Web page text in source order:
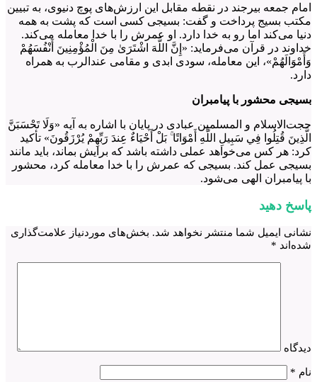
امام جمعه بیرجند در نقطه مقابل این ارزش‌های پوچ دنیوی، به تبیین
مکتب بسیج پرداخت و گفت: بسیجی کسی است که پشت به همه
دنیا می‌کند اما رو به خدا دارد. او عمرش را با خدا معامله می‌کند.
خداوند در قرآن می‌فرماید: «إِنَّ اللَّهَ اشْتَرَىٰ مِنَ الْمُؤْمِنِينَ أَنْفُسَهُمْ
وَأَمْوَالَهُمْ»، این معامله، سودی ابدی و مقامی عندالرب به همراه
دارد.
بسیجی محشور با پیامبران
حجت‌الاسلام و المسلمین عبادی در پایان با اشاره به آیه «وَلَا تَحْسَبَنَّ
الَّذِينَ قُتِلُوا فِي سَبِيلِ اللَّهِ أَمْوَاتًا ۚ بَلْ أَحْيَاءٌ عِندَ رَبِّهِمْ يُرْزَقُونَ» تأکید
کرد: هر کس می‌خواهد عملی داشته باشد که برایش بماند، باید مانند
بسیجی عمل کند. بسیجی که عمرش را با خدا معامله کرد، محشور
با پیامبران الهی می‌شود.
پاسخ دهید
نشانی ایمیل شما منتشر نخواهد شد. بخش‌های موردنیاز علامت‌گذاری
شده‌اند *
دیدگاه
نام *